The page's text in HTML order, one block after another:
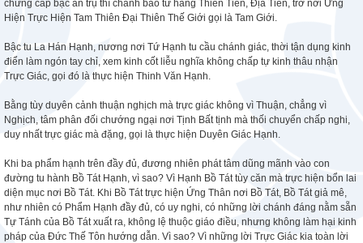
chứng cấp bậc an trụ thì chánh báo từ hàng Thiên Tiên, Địa Tiên, trở nơi Ứng
Hiện Trực Hiện Tam Thiên Đại Thiên Thế Giới gọi là Tam Giới.
Bậc tu La Hán Hạnh, nương nơi Tứ Hạnh tu cầu chánh giác, thời tận dụng kinh
điển làm ngón tay chỉ, xem kinh cốt liễu nghĩa không chấp tự kinh thâu nhận
Trực Giác, gọi đó là thực hiện Thinh Văn Hạnh.
Bằng tùy duyên cảnh thuận nghịch mà trực giác không vì Thuận, chẳng vì
Nghịch, tâm phân đối chướng ngại nơi Tịnh Bất tịnh mà thối chuyển chấp nghi,
duy nhất trực giác mà đặng, gọi là thực hiện Duyên Giác Hạnh.
Khi ba phẩm hạnh trên đầy đủ, đương nhiên phát tâm dũng mãnh vào con
đường tu hành Bồ Tát Hạnh, vì sao? Vì Hạnh Bồ Tát tùy căn mà trực hiện bổn lai
diện mục nơi Bồ Tát. Khi Bồ Tát trực hiện Ứng Thân nơi Bồ Tát, Bồ Tát giả mê,
như nhiên có Phẩm Hạnh đầy đủ, có uy nghi, có những lời chánh đáng nằm sẵn
Tự Tánh của Bồ Tát xuất ra, không lệ thuộc giáo điều, nhưng không làm hại kinh
pháp của Đức Thế Tôn hướng dẫn. Vì sao? Vì những lời Trực Giác kia toàn lời